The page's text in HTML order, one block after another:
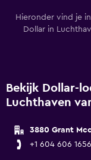
Hieronder vind je
Dollar in
Bekijk Dollar-
Luchthaven
3880 Grant
+1 604 606 1656